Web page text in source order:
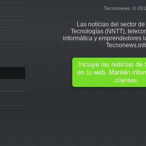
Tecnonews. ©
Las notícias del sector
Tecnologías (NNTT),
informática y emprendedores
Incluye las noticias de
en tu web. Mantén
clientes.